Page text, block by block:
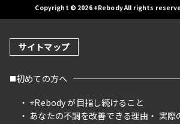
Copyright © 2026 +Rebody All rights
サイトマップ
初めての方へ
+Rebody が目指し続けること
あなたの不調を改善できる理由
実際